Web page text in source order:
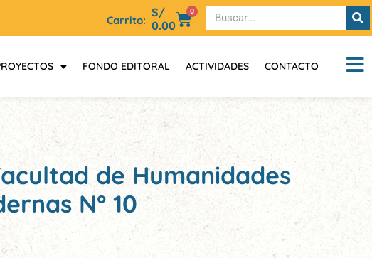
Carrito:
S/
0.00
0
FONDO EDITORAL ACTIVIDADES CONTACTO
de Humanidades
N° 10